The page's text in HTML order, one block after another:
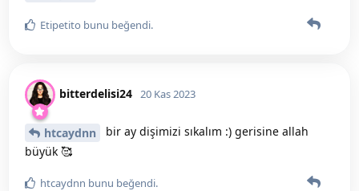
Etipetito bunu beğendi.
bitterdelisi24 20 Kas 2023
htcaydnn
bir ay dişimizi sıkalım :) gerisine allah
büyük 🥰
htcaydnn bunu beğendi.